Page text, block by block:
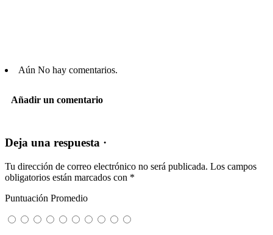
Aún No hay comentarios.
Añadir un comentario
Deja una respuesta ·
Tu dirección de correo electrónico no será publicada. Los campos
obligatorios están marcados con *
Puntuación Promedio